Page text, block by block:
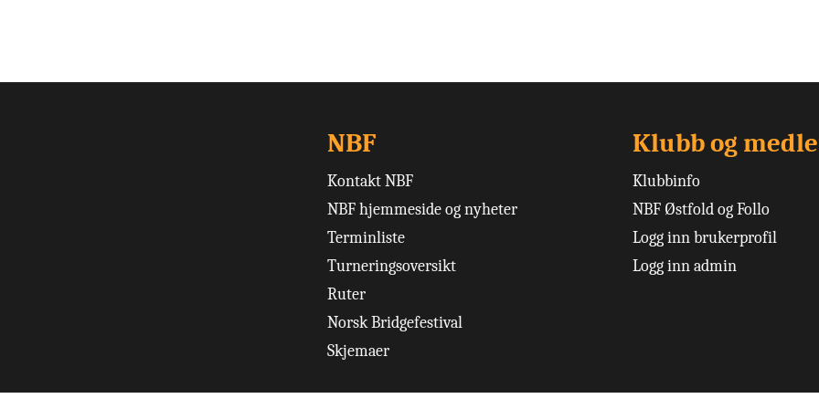
NBF
Kontakt NBF
NBF hjemmeside og nyheter
Terminliste
Turneringsoversikt
Ruter
Norsk Bridgefestival
Skjemaer
Klubb og
Klubbinfo
NBF Østfold og Follo
Logg inn brukerprofil
Logg inn admin